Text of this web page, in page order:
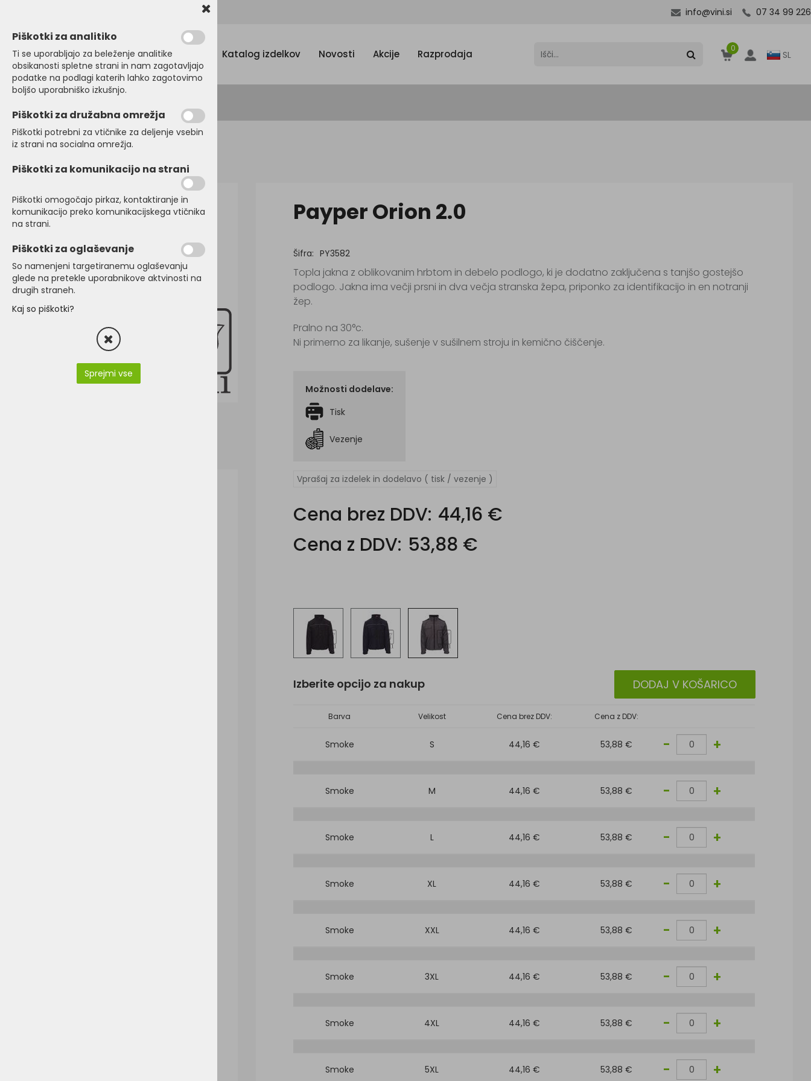
info@vini.si 07 34 99 226
Menu Katalog izdelkov Novosti Akcije Razprodaja 0
SL
Domov JAKNE Zimske jakne
Payper Orion 2.0
Šifra: PY3582
Topla jakna z oblikovanim hrbtom in debelo podlogo, ki je dodatno zaključena s tanjšo gostejšo
podlogo. Jakna ima večji prsni in dva večja stranska žepa, priponko za identifikacijo in en notranji
žep.
Pralno na 30°c.
Ni primerno za likanje, sušenje v sušilnem stroju in kemično čiščenje.
Možnosti dodelave:
Tisk
Vezenje
Vprašaj za izdelek in dodelavo ( tisk / vezenje )
Cena brez DDV: 44,16 €
Cena z DDV: 53,88 €
Izberite opcijo za nakup DODAJ V KOŠARICO
Barva Velikost Cena brez DDV: Cena z DDV:
Smoke S 44,16 € 53,88 € - +
Smoke M 44,16 € 53,88 € - +
Smoke L 44,16 € 53,88 € - +
Smoke XL 44,16 € 53,88 € - +
Smoke XXL 44,16 € 53,88 € - +
Smoke 3XL 44,16 € 53,88 € - +
Smoke 4XL 44,16 € 53,88 € - +
Smoke 5XL 44,16 € 53,88 € - +
Piškotki za analitiko
Ti se uporabljajo za beleženje analitike
obsikanosti spletne strani in nam zagotavljajo
podatke na podlagi katerih lahko zagotovimo
boljšo uporabniško izkušnjo.
Piškotki za družabna omrežja
Piškotki potrebni za vtičnike za deljenje vsebin
iz strani na socialna omrežja.
Piškotki za komunikacijo na strani
Piškotki omogočajo pirkaz, kontaktiranje in
komunikacijo preko komunikacijskega vtičnika
na strani.
Piškotki za oglaševanje
So namenjeni targetiranemu oglaševanju
glede na pretekle uporabnikove aktvinosti na
drugih straneh.
Kaj so piškotki?
Sprejmi vse